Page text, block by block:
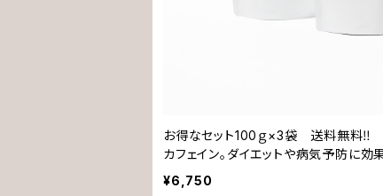
お得なセット100ｇ×3袋 送料無料‼️
カフェイン。ダイエットや病気予防に
富な玄米丸ごとドリンク。無添加・保存
¥6,750